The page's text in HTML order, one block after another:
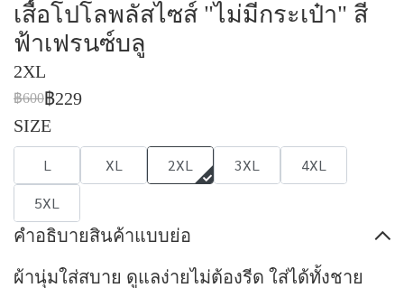
เสื้อโปโลพลัสไซส์ "ไม่มีกระเป๋า" สี
ฟ้าเฟรนซ์บลู
2XL
฿600฿229
SIZE
L XL 2XL 3XL
4XL
5XL
คำอธิบายสินค้าแบบย่อ
ผ้านุ่มใส่สบาย ดูแลง่ายไม่ต้องรีด ใส่ได้ทั้งชาย